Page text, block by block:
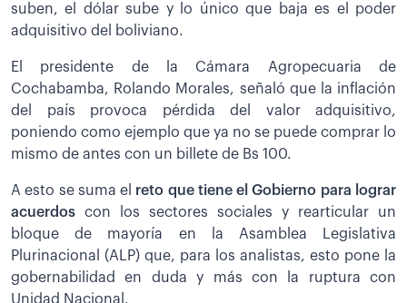
suben, el dólar sube y lo único que baja es el poder
adquisitivo del boliviano.
El presidente de la Cámara Agropecuaria de
Cochabamba, Rolando Morales, señaló que la inflación
del país provoca pérdida del valor adquisitivo,
poniendo como ejemplo que ya no se puede comprar lo
mismo de antes con un billete de Bs 100.
A esto se suma el reto que tiene el Gobierno para lograr
acuerdos con los sectores sociales y rearticular un
bloque de mayoría en la Asamblea Legislativa
Plurinacional (ALP) que, para los analistas, esto pone la
gobernabilidad en duda y más con la ruptura con
Unidad Nacional.